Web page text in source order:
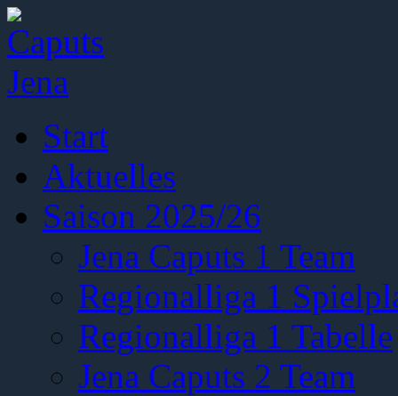
Start
Aktuelles
Saison 2025/26
Jena Caputs 1 Team
Regionalliga 1
Regionalliga 1 Tabelle
Jena Caputs 2 Team